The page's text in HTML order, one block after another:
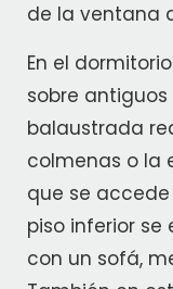
de la ventana
En el
sobre
balaustrada
colmenas o la
que se accede
piso inferior
con un sofá,